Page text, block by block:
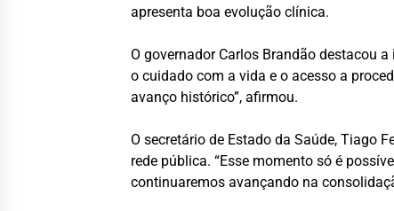
apresenta boa evolução clínica.
O governador Carlos Brandão destacou
o cuidado com a vida e o acesso a
avanço histórico”, afirmou.
O secretário de Estado da Saúde, Tiago
rede pública. “Esse momento só é
continuaremos avançando na